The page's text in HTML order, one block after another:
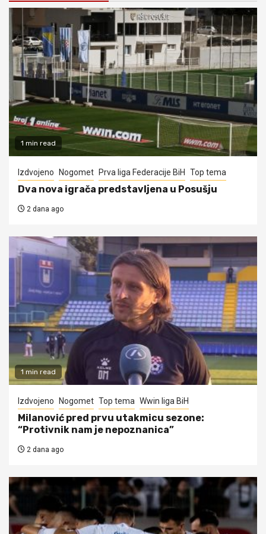
1 min read
Izdvojeno Nogomet Prva liga Federacije BiH Top tema
Dva nova igrača predstavljena u Posušju
2 dana ago
1 min read
Izdvojeno Nogomet Top tema Wwin liga BiH
Milanović pred prvu utakmicu sezone:
“Protivnik nam je nepoznanica”
2 dana ago